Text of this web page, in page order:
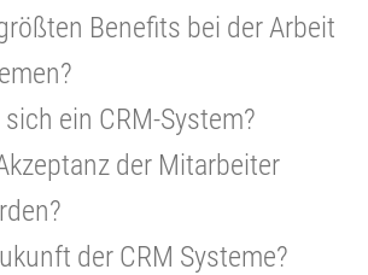
Benefits bei der Arbeit
ein CRM-System?
der Mitarbeiter
der CRM Systeme?